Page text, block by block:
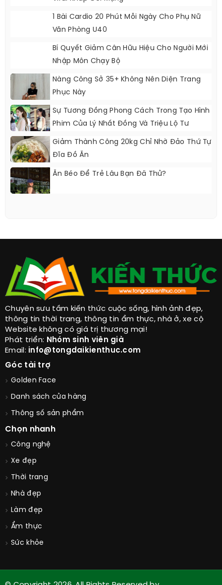
Giao Diện Sexy, Trưởng Thành Của Tzuyu
Viral Khắp Cõi Mạng
1 Bài Cardio 20 Phút Mỗi Ngày Cho Phụ Nữ
Văn Phòng U40
Bí Quyết Giảm Cân Hữu Hiệu Cho Người Mới
Nhập Môn Chạy Bộ
Nàng Công Sở 35+ Không Nên Diện Trang
Phục Này
Sự Tương Đồng Phong Cách Trong Tạo Hình
Phim Của Lý Nhất Đồng Và Triệu Lộ Tư
Giảm Thành Công 20kg Chỉ Nhờ Đảo Thứ Tự
Chuyên sưu tầm kiến thức cuộc sống, hình ảnh đẹp,
thông tin thời trang, thông tin ẩm thực, nhà ở, xe cộ
Website không có giá trị thương mại!
Phát triển:Nhóm sinh viên già
Email:info@tongdaikienthuc.com
Góc tài trợ
Golden Face
Danh sách cửa hàng
Thông số sản phẩm
Chọn nhanh
Công nghệ
Xe đẹp
Thời trang
Nhà đẹp
Làm đẹp
Sức khỏe